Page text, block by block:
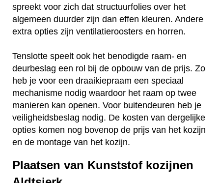
spreekt voor zich dat structuurfolies over het
algemeen duurder zijn dan effen kleuren. Andere
extra opties zijn ventilatieroosters en horren.
Tenslotte speelt ook het benodigde raam- en
deurbeslag een rol bij de opbouw van de prijs. Zo
heb je voor een draaikiepraam een speciaal
mechanisme nodig waardoor het raam op twee
manieren kan openen. Voor buitendeuren heb je
veiligheidsbeslag nodig. De kosten van dergelijke
opties komen nog bovenop de prijs van het kozijn
en de montage van het kozijn.
Plaatsen van Kunststof kozijnen